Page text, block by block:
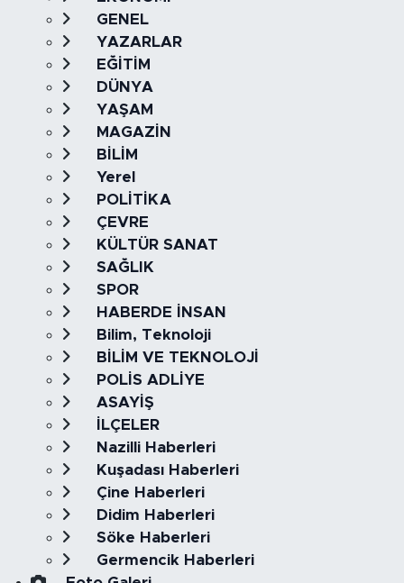
GENEL
YAZARLAR
EĞİTİM
DÜNYA
YAŞAM
MAGAZİN
BİLİM
Yerel
POLİTİKA
ÇEVRE
KÜLTÜR SANAT
SAĞLIK
SPOR
HABERDE İNSAN
Bilim, Teknoloji
BİLİM VE TEKNOLOJİ
POLİS ADLİYE
ASAYİŞ
İLÇELER
Nazilli Haberleri
Kuşadası Haberleri
Çine Haberleri
Didim Haberleri
Söke Haberleri
Germencik Haberleri